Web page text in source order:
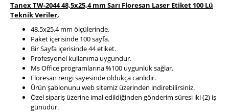
Tanex TW-2044 48,5x25,4 mm Sarı Floresan Laser Etiket 100 Lü
Teknik Veriler,
48.5x25.4 mm ölçülerinde.
Paket içerisinde 100 sayfa.
Bir Sayfa içerisinde 44 etiket.
Profesyonel kullanıma uygundur.
Ms Office programlarına %100 uygunluk sağlar.
Floresan rengi sayesinde oldukça canlıdır.
Ürün şablonunu web sitemiz üzerinden indirebilirsiniz.
Özel sipariş üzerine imal edildiğinden gönderim süresi iki (2) iş
günüdür.